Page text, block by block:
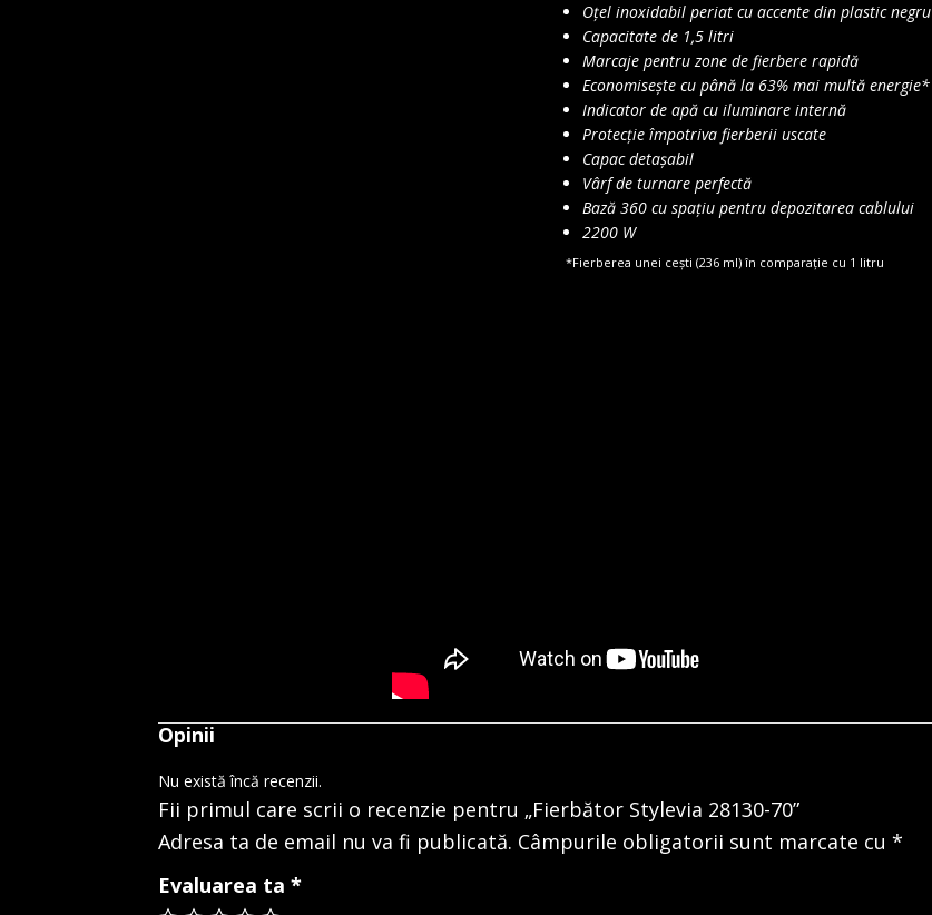
Oțel inoxidabil periat cu accente din plastic negru
Capacitate de 1,5 litri
Marcaje pentru zone de fierbere rapidă
Economisește cu până la 63% mai multă energie*
Indicator de apă cu iluminare internă
Protecție împotriva fierberii uscate
Capac detașabil
Vârf de turnare perfectă
Bază 360 cu spațiu pentru depozitarea cablului
2200 W
*Fierberea unei cești (236 ml) în comparație cu 1 litru
Opinii
Nu există încă recenzii.
Fii primul care scrii o recenzie pentru „Fierbător Stylevia 28130-70”
Adresa ta de email nu va fi publicată. Câmpurile obligatorii sunt marcate cu *
Evaluarea ta *